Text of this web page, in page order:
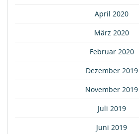
April 2020
März 2020
Februar 2020
Dezember 2019
November 2019
Juli 2019
Juni 2019